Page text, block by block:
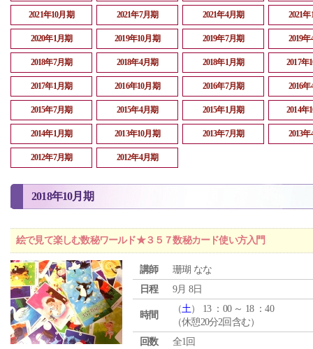
2021年10月期 2021年7月期 2021年4月期 2021
2020年1月期 2019年10月期 2019年7月期 2019
2018年7月期 2018年4月期 2018年1月期 2017年
2017年1月期 2016年10月期 2016年7月期 2016
2015年7月期 2015年4月期 2015年1月期 2014年
2014年1月期 2013年10月期 2013年7月期 2013
2012年7月期 2012年4月期
2018年10月期
絵で見て楽しむ数秘ワールド★３５７数秘カード使い方入門
講師
珊瑚 なな
日程
9月 8日
時間
（土） 13 ：00 ～ 18 ：40
（休憩20分2回含む）
回数
全1回